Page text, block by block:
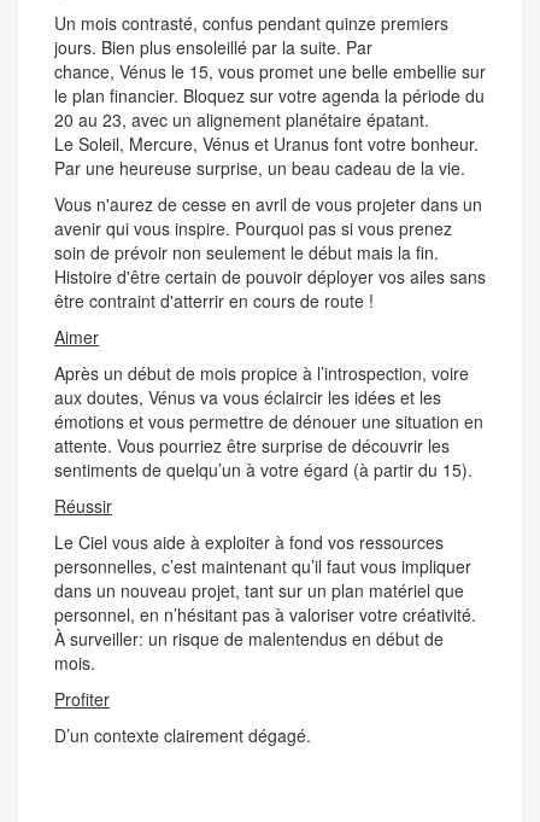
Un mois contrasté, confus pendant quinze premiers
jours. Bien plus ensoleillé par la suite. Par
chance, Vénus le 15, vous promet une belle embellie sur
le plan financier. Bloquez sur votre agenda la période du
20 au 23, avec un alignement planétaire épatant.
Le Soleil, Mercure, Vénus et Uranus font votre bonheur.
Par une heureuse surprise, un beau cadeau de la vie.
Vous n'aurez de cesse en avril de vous projeter dans un
avenir qui vous inspire. Pourquoi pas si vous prenez
soin de prévoir non seulement le début mais la fin.
Histoire d'être certain de pouvoir déployer vos ailes sans
être contraint d'atterrir en cours de route !
Aimer
Après un début de mois propice à l’introspection, voire
aux doutes, Vénus va vous éclaircir les idées et les
émotions et vous permettre de dénouer une situation en
attente. Vous pourriez être surprise de découvrir les
sentiments de quelqu’un à votre égard (à partir du 15).
Réussir
Le Ciel vous aide à exploiter à fond vos ressources
personnelles, c’est maintenant qu’il faut vous impliquer
dans un nouveau projet, tant sur un plan matériel que
personnel, en n’hésitant pas à valoriser votre créativité.
À surveiller: un risque de malentendus en début de
mois.
Profiter
D’un contexte clairement dégagé.